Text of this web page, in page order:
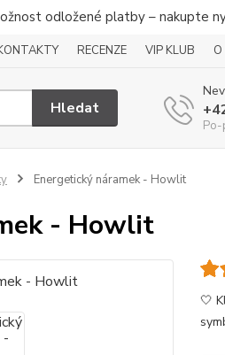
odložené platby – nakupte
RECENZE VIP KLUB
Hledat
Po-
Energetický náramek - Howlit
- Howlit
🤍